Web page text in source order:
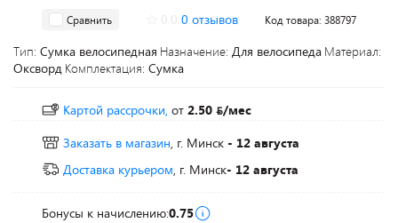
Сравнить 0 отзывов Код товара: 388797
Тип: Сумка велосипедная Назначение: Для велосипеда Материал:
Оксворд Комплектация: Сумка
Картой рассрочки, от 2.50
/мес
Заказать в магазин, г. Минск - 12 августа
Доставка курьером, г. Минск- 12 августа
Бонусы к начислению:0.75